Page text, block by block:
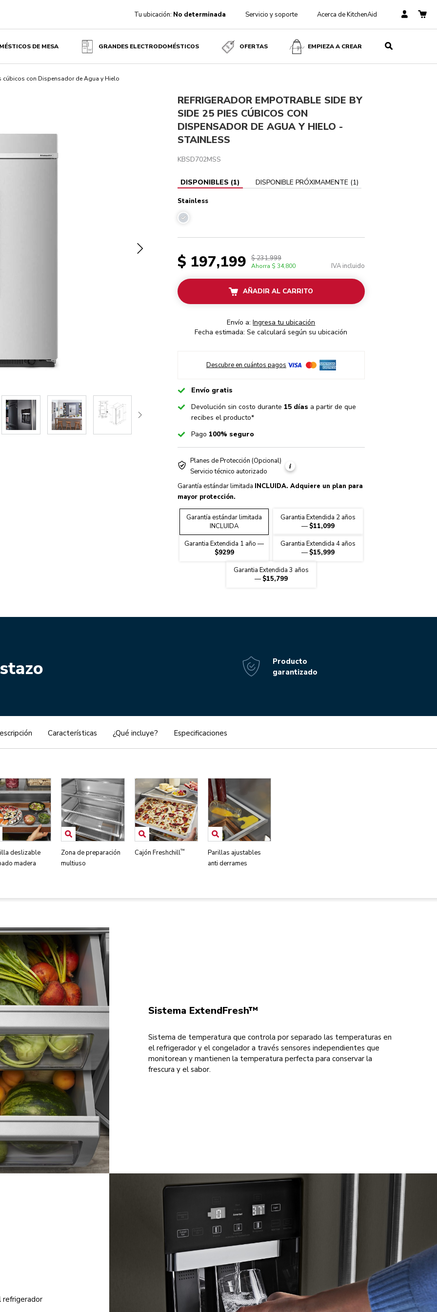
Tu ubicación: No determinada Servicio y soporte Acerca de KitchenAid
DE MESA GRANDES ELECTRODOMÉSTICOS OFERTAS EMPIEZA A CREAR
cúbicos con Dispensador de Agua y Hielo
$ 197,199 $ 231,999
Ahorra$ 34,800
IVA
incluido
AÑADIR AL CARRITO
REFRIGERADOR EMPOTRABLE SIDE BY
SIDE 25 PIES CÚBICOS CON
DISPENSADOR DE AGUA Y HIELO -
STAINLESS
KBSD702MSS
DISPONIBLES (1) DISPONIBLE PRÓXIMAMENTE (1)
Stainless
Stainless
$ 197,199 $ 231,999
Ahorra $ 34,800 IVA incluido
AÑADIR AL CARRITO
Envío a: Ingresa tu ubicación
Fecha estimada: Se calculará según su ubicación
Descubre en cuántos pagos
CheckedEnvío gratis
CheckedDevolución sin costo durante 15 días a partir de que
recibes el producto*
Checked
Pago 100% seguro
Warranty
Planes de Protección (Opcional)
Servicio técnico autorizado
Warranty
Garantía estándar limitada INCLUIDA. Adquiere un plan para
mayor protección.
Garantía estándar limitada
INCLUIDA
Garantia Extendida 2 años
— $11,099
Garantia Extendida 1 año —
$9299
Garantia Extendida 4 años
— $15,999
Garantia Extendida 3 años
— $15,799
Producto
garantizado
Características ¿Qué incluye? Especificaciones
deslizable
madera
Zona de preparación
multiuso
Cajón Freshchill™
Parillas ajustables
anti derrames
Sistema ExtendFresh™
Sistema de temperatura que controla por separado las temperaturas en
el refrigerador y el congelador a través sensores independientes que
monitorean y mantienen la temperatura perfecta para conservar la
frescura y el sabor.
refrigerador